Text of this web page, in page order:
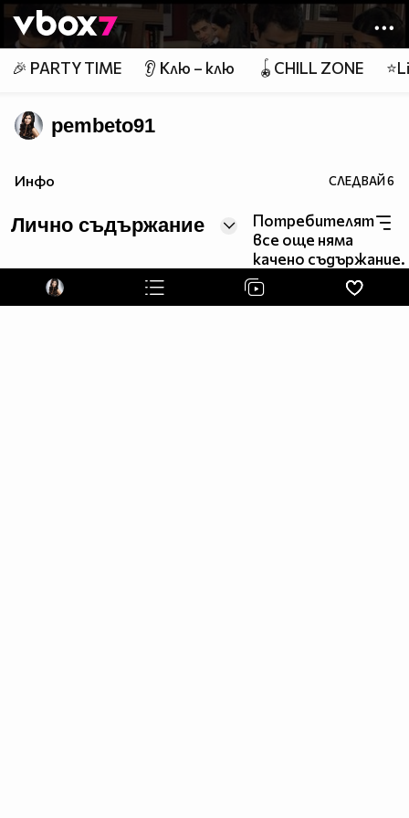
Member of
👾
🎉 PARTY TIME 👂 Клю – клю 🪀CHILL ZONE
pembeto91
Инфо СЛЕДВАЙ6
Лично съдържание
Потребителят
все още няма
качено съдържание.